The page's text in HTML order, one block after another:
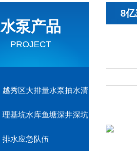
水泵产品
PROJECT
越秀区大排量水泵抽水清
理基坑水库鱼塘深井深坑
排水应急队伍
8